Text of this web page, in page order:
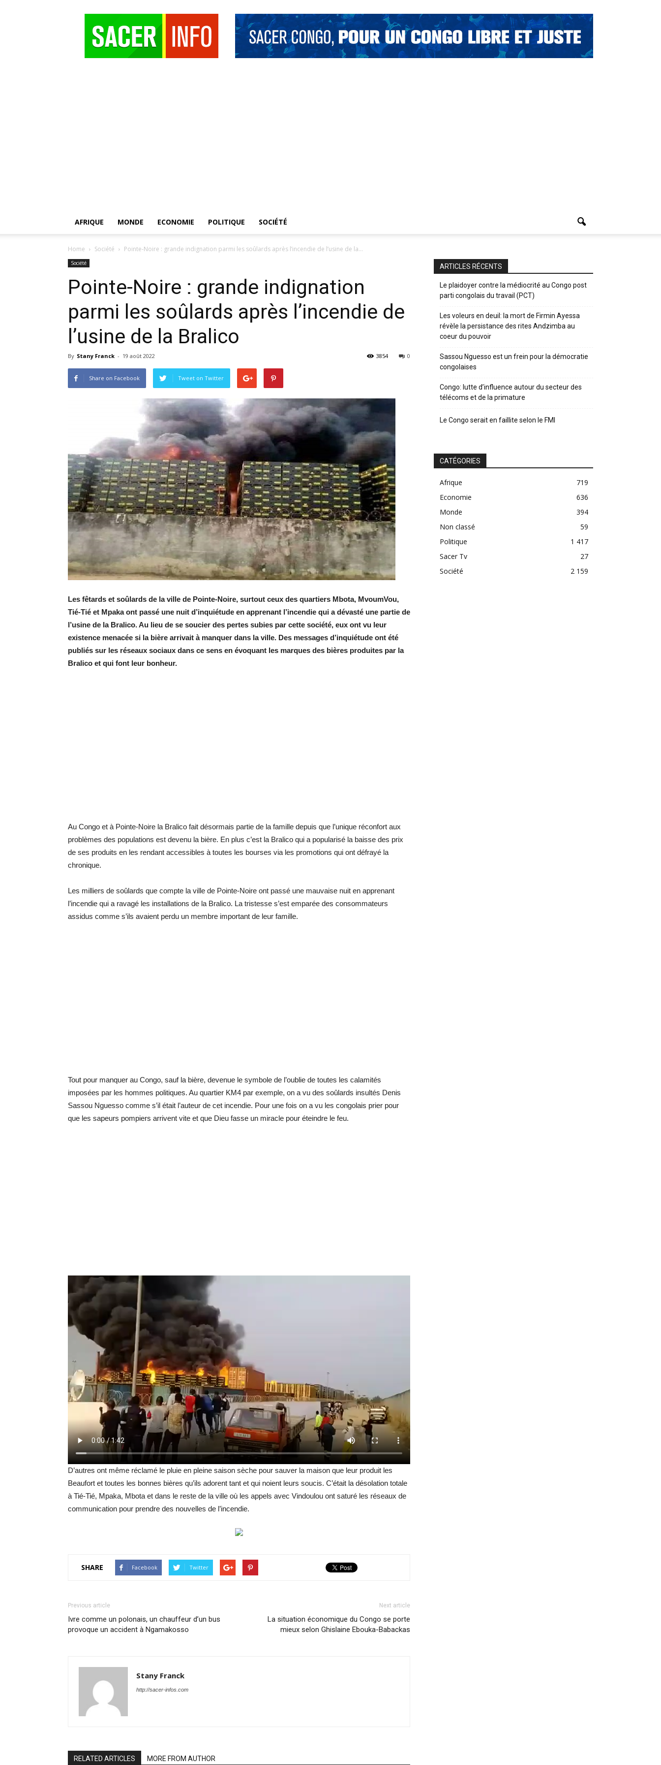
AFRIQUE MONDE ECONOMIE POLITIQUE SOCIÉTÉ
Home Société Pointe-Noire : grande indignation parmi les soûlards après l’incendie de l’usine de la...
Société
Pointe-Noire : grande indignation
parmi les soûlards après l’incendie de
l’usine de la Bralico
By Stany Franck - 19 août 2022 0
3854
Share on Facebook Tweet on Twitter
Les fêtards et soûlards de la ville de Pointe-Noire, surtout ceux des quartiers Mbota, MvoumVou,
Tié-Tié et Mpaka ont passé une nuit d’inquiétude en apprenant l’incendie qui a dévasté une partie de
l’usine de la Bralico. Au lieu de se soucier des pertes subies par cette société, eux ont vu leur
existence menacée si la bière arrivait à manquer dans la ville. Des messages d’inquiétude ont été
publiés sur les réseaux sociaux dans ce sens en évoquant les marques des bières produites par la
Bralico et qui font leur bonheur.
Au Congo et à Pointe-Noire la Bralico fait désormais partie de la famille depuis que l’unique réconfort aux
problèmes des populations est devenu la bière. En plus c’est la Bralico qui a popularisé la baisse des prix
de ses produits en les rendant accessibles à toutes les bourses via les promotions qui ont défrayé la
chronique.
Les milliers de soûlards que compte la ville de Pointe-Noire ont passé une mauvaise nuit en apprenant
l’incendie qui a ravagé les installations de la Bralico. La tristesse s’est emparée des consommateurs
assidus comme s’ils avaient perdu un membre important de leur famille.
Tout pour manquer au Congo, sauf la bière, devenue le symbole de l’oublie de toutes les calamités
imposées par les hommes politiques. Au quartier KM4 par exemple, on a vu des soûlards insultés Denis
Sassou Nguesso comme s’il était l’auteur de cet incendie. Pour une fois on a vu les congolais prier pour
que les sapeurs pompiers arrivent vite et que Dieu fasse un miracle pour éteindre le feu.
D’autres ont même réclamé le pluie en pleine saison sèche pour sauver la maison que leur produit les
Beaufort et toutes les bonnes bières qu’ils adorent tant et qui noient leurs soucis. C’était la désolation totale
à Tié-Tié, Mpaka, Mbota et dans le reste de la ville où les appels avec Vindoulou ont saturé les réseaux de
communication pour prendre des nouvelles de l’incendie.
SHARE Facebook Twitter
Previous article
Ivre comme un polonais, un chauffeur d’un bus
provoque un accident à Ngamakosso
Next article
La situation économique du Congo se porte
mieux selon Ghislaine Ebouka-Babackas
Stany Franck
http://sacer-infos.com
RELATED ARTICLES MORE FROM AUTHOR
ARTICLES RÉCENTS
Le plaidoyer contre la médiocrité au Congo post
parti congolais du travail (PCT)
Les voleurs en deuil: la mort de Firmin Ayessa
révèle la persistance des rites Andzimba au
coeur du pouvoir
Sassou Nguesso est un frein pour la démocratie
congolaises
Congo: lutte d’influence autour du secteur des
télécoms et de la primature
Le Congo serait en faillite selon le FMI
CATÉGORIES
Afrique
719
Economie
636
Monde
394
Non classé
59
Politique
1 417
Sacer Tv
27
Société
2 159